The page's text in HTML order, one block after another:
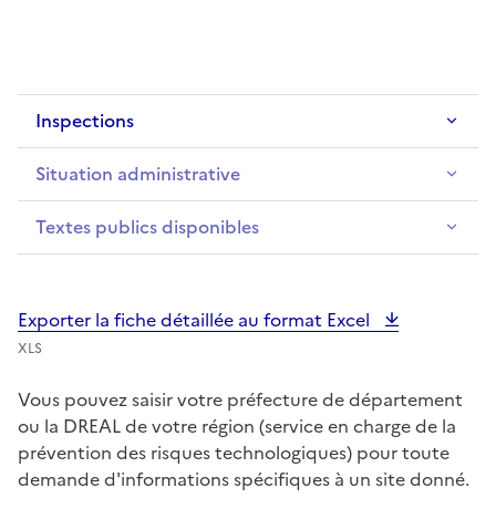
Inspections
Situation administrative
Textes publics disponibles
Exporter la fiche détaillée au format Excel
XLS
Vous pouvez saisir votre préfecture de département
ou la DREAL de votre région (service en charge de la
prévention des risques technologiques) pour toute
demande d'informations spécifiques à un site donné.